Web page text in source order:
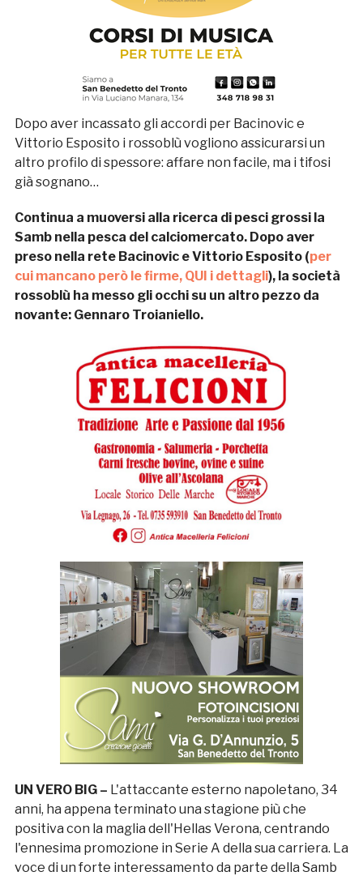
Dopo aver incassato gli accordi per Bacinovic e
Vittorio Esposito i rossoblù vogliono assicurarsi un
altro profilo di spessore: affare non facile, ma i tifosi
già sognano…
Continua a muoversi alla ricerca di pesci grossi la
Samb nella pesca del calciomercato. Dopo aver
preso nella rete Bacinovic e Vittorio Esposito (per
cui mancano però le firme, QUI i dettagli), la società
rossoblù ha messo gli occhi su un altro pezzo da
novante: Gennaro Troianiello.
UN VERO BIG – L'attaccante esterno napoletano, 34
anni, ha appena terminato una stagione più che
positiva con la maglia dell'Hellas Verona, centrando
l'ennesima promozione in Serie A della sua carriera. La
voce di un forte interessamento da parte della Samb